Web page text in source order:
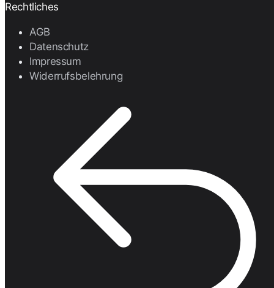
Rechtliches
AGB
Datenschutz
Impressum
Widerrufsbelehrung